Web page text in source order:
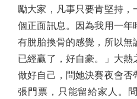
勵大家，凡事只要肯堅持
個正面訊息。因為我用一年
有脫胎換骨的感覺，所以
已經贏了，好自豪。」大
做好自己，問她決賽夜會否
張門票，只能留給家人。